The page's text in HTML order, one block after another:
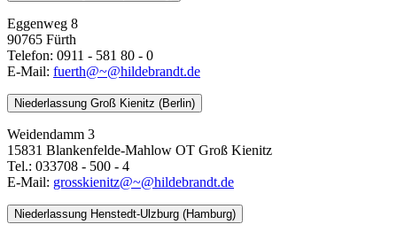
Eggenweg 8
90765 Fürth
Telefon: 0911 - 581 80 - 0
E-Mail: fuerth@~@hildebrandt.de
Niederlassung Groß Kienitz (Berlin)
Weidendamm 3
15831 Blankenfelde-Mahlow OT Groß Kienitz
Tel.: 033708 - 500 - 4
E-Mail: grosskienitz@~@hildebrandt.de
Niederlassung Henstedt-Ulzburg (Hamburg)